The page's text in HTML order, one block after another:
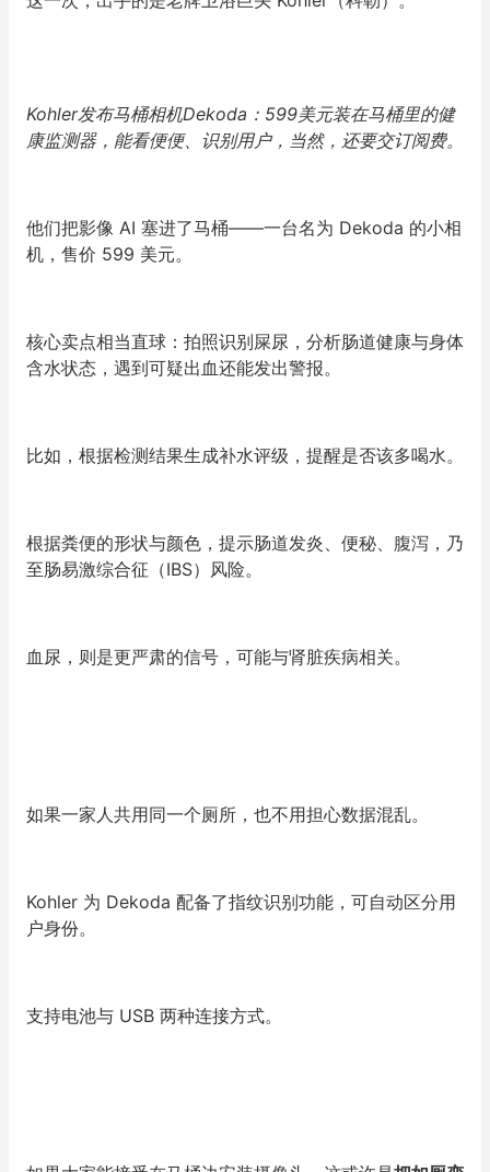
Kohler发布马桶相机Dekoda：599美元装在马桶里的健
康监测器，能看便便、识别用户，当然，还要交订阅费。
他们把影像 AI 塞进了马桶——一台名为 Dekoda 的小相
机，售价 599 美元。
核心卖点相当直球：拍照识别屎尿，分析肠道健康与身体
含水状态，遇到可疑出血还能发出警报。
比如，根据检测结果生成补水评级，提醒是否该多喝水。
根据粪便的形状与颜色，提示肠道发炎、便秘、腹泻，乃
至肠易激综合征（IBS）风险。
血尿，则是更严肃的信号，可能与肾脏疾病相关。
如果一家人共用同一个厕所，也不用担心数据混乱。
Kohler 为 Dekoda 配备了指纹识别功能，可自动区分用
户身份。
支持电池与 USB 两种连接方式。